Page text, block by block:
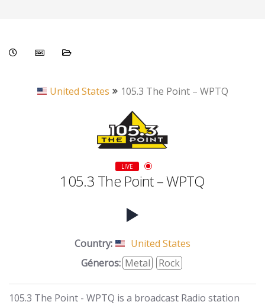
United States 105.3 The Point – WPTQ
LIVE
105.3 The Point – WPTQ
Country:
United States
Géneros: Metal Rock
105.3 The Point - WPTQ is a broadcast Radio station